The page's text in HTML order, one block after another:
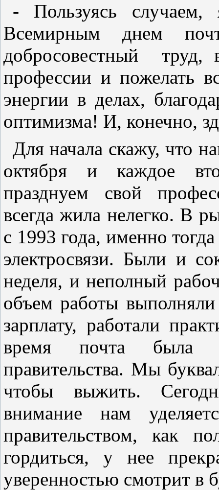
- Пользуясь случаем,
Всемирным днем
добросовестный
труд,
профессии и пожелать
энергии в делах,
оптимизма! И, конечно,
Для начала скажу, что
октября и каждое
празднуем свой
всегда жила нелегко. В
с 1993 года, именно
электросвязи. Были и
неделя, и неполный
объем работы
зарплату, работали
время почта была
правительства. Мы
чтобы выжить.
внимание нам
правительством, как
гордиться, у нее
уверенностью смотрит в